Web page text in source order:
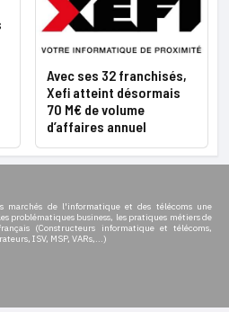
Avec ses 32 franchisés,
Xefi atteint désormais
70 M€ de volume
d’affaires annuel
marchés de l'informatique et des télécoms une
problématiques business, les pratiques métiers de
(Constructeurs informatique et télécoms,
ISV, MSP, VARs,...)